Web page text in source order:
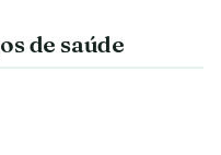
de saúde